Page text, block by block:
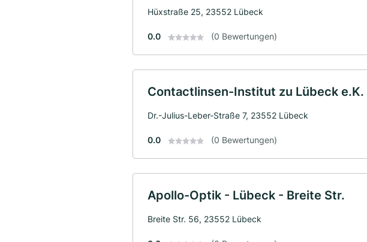
Hüxstraße 25, 23552 Lübeck
0.0 (0 Bewertungen)
Contactlinsen-Institut zu Lübeck e.K.
Dr.-Julius-Leber-Straße 7, 23552 Lübeck
0.0 (0 Bewertungen)
Apollo-Optik - Lübeck - Breite Str.
Breite Str. 56, 23552 Lübeck